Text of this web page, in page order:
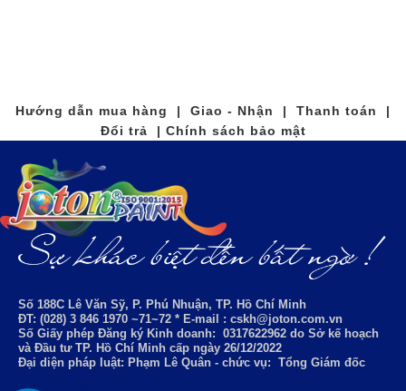
Hướng dẫn mua hàng | Giao - Nhận | Thanh toán |
Đổi trả | Chính sách bảo mật
Số 188C Lê Văn Sỹ, P. Phú Nhuận, TP. Hồ Chí Minh
ĐT: (028) 3 846 1970 ~71~72 * E-mail : cskh@joton.com.vn
Số Giấy phép Đăng ký Kinh doanh: 0317622962 do Sở kế hoạch
và Đầu tư TP. Hồ Chí Minh cấp ngày 26/12/2022
Đại diện pháp luật: Phạm Lê Quân - chức vụ: Tổng Giám đốc